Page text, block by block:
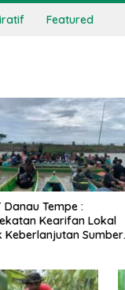
Featured
Penyakit PMK
Perah Secara